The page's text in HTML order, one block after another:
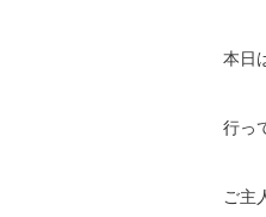
本日
行っ
ご主